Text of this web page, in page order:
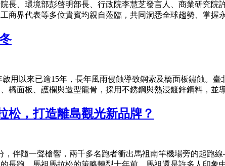
長、環境部彭啓明部長、行政院李慧芝發言人、商業研究
商界代表等多位貴賓均親自蒞臨，共同洞悉全球趨勢、掌握
用以來已逾15年，長年風雨侵蝕導致鋼索及橋面板鏽蝕。
橋面板、護欄與造型龍骨，採用不銹鋼與熱浸鍍鋅鋼料，並
松，打造離島觀光新品牌？
，伴隨一聲槍響，兩千多名跑者衝出馬祖南竿機場旁的起
長跑。馬祖馬拉松的策略轉型十年前，馬祖還是許多人印象